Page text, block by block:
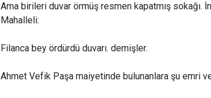
Ama birileri duvar örmüş resmen kapatmış sokağı.
Mahalleli:
Filanca bey ördürdü duvarı. demişler.
Ahmet Vefik Paşa maiyetinde bulunanlara şu emri